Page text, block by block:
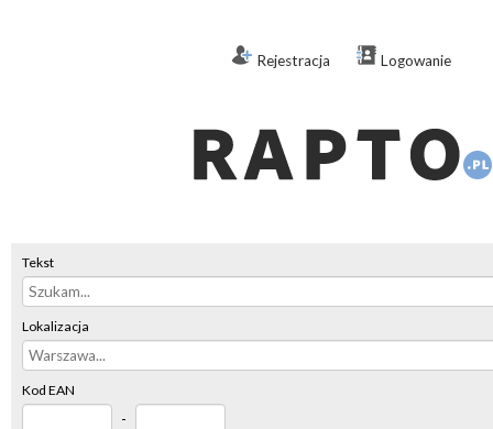
Rejestracja Logowanie
Tekst
Lokalizacja
Kod EAN
-